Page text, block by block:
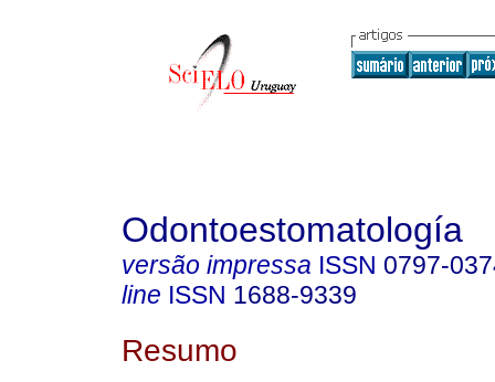
Odontoestomatología
versão impressa ISSN 0797-
line ISSN 1688-9339
Resumo